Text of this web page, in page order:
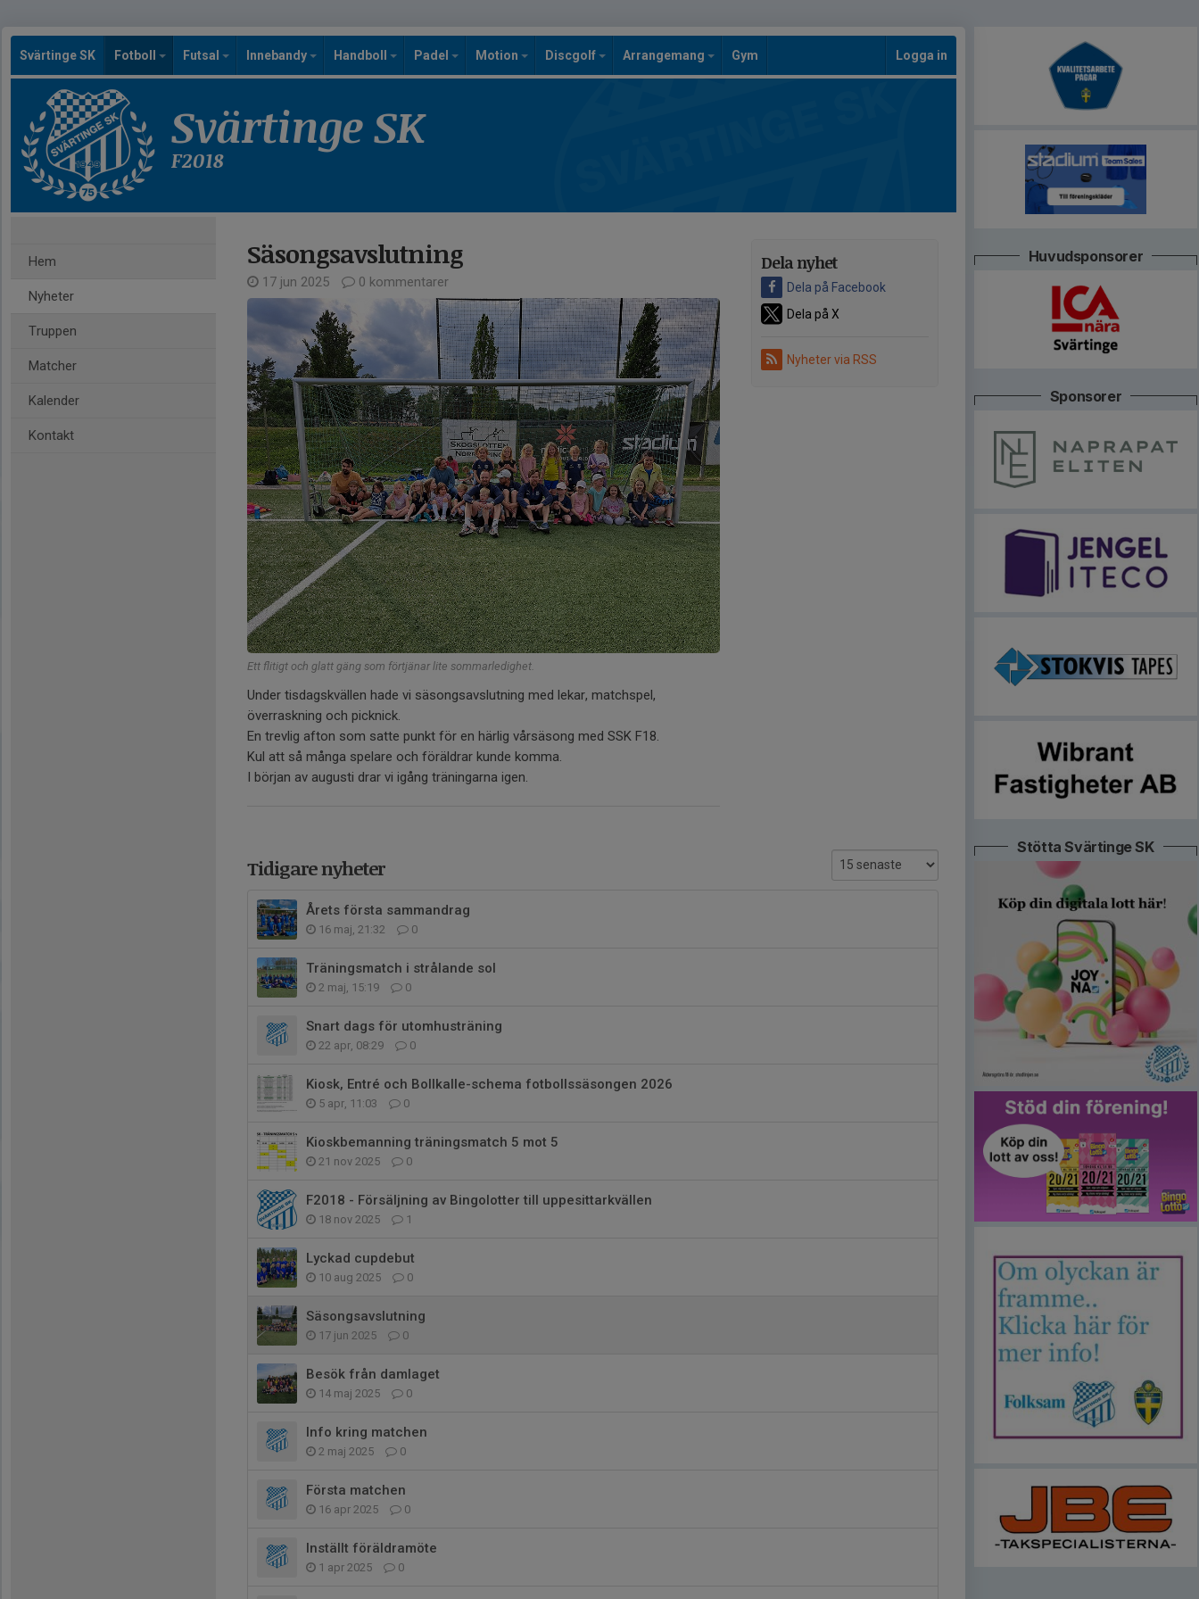
Svärtinge SK Fotboll Futsal Innebandy Handboll Padel Motion Discgolf Arrangemang Gym Logga in
Svärtinge SK
F2018
Hem
Nyheter
Truppen
Matcher
Kalender
Kontakt
Dela nyhet
Dela på Facebook
Dela på X
Nyheter via RSS
Säsongsavslutning
17 jun 2025 0 kommentarer
Ett flitigt och glatt gäng som förtjänar lite sommarledighet.
Under tisdagskvällen hade vi säsongsavslutning med lekar, matchspel,
överraskning och picknick.
En trevlig afton som satte punkt för en härlig vårsäsong med SSK F18.
Kul att så många spelare och föräldrar kunde komma.
I början av augusti drar vi igång träningarna igen.
Tidigare nyheter
Årets första sammandrag
16 maj, 21:32 0
Träningsmatch i strålande sol
2 maj, 15:19 0
Snart dags för utomhusträning
22 apr, 08:29 0
Kiosk, Entré och Bollkalle-schema fotbollssäsongen 2026
5 apr, 11:03 0
Kioskbemanning träningsmatch 5 mot 5
21 nov 2025 0
F2018 - Försäljning av Bingolotter till uppesittarkvällen
18 nov 2025 1
Lyckad cupdebut
10 aug 2025 0
Säsongsavslutning
17 jun 2025 0
Besök från damlaget
14 maj 2025 0
Info kring matchen
2 maj 2025 0
Första matchen
16 apr 2025 0
Inställt föräldramöte
1 apr 2025 0
Huvudsponsorer
Sponsorer
Stötta Svärtinge SK